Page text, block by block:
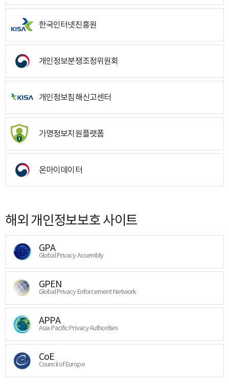
한국인터넷진흥원
개인정보분쟁조정위원회
개인정보침해신고센터
가명정보지원플랫폼
온마이데이터
해외 개인정보보호 사이트
GPA
Global Privacy Assembly
GPEN
Global Privacy Enforcement Network
APPA
Asia Pacific Privacy Authorities
CoE
Council of Europe